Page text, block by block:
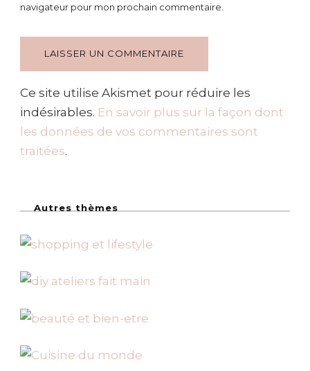
navigateur pour mon prochain commentaire.
Ce site utilise Akismet pour réduire les
indésirables. En savoir plus sur la façon dont
les données de vos commentaires sont
traitées.
Autres thèmes